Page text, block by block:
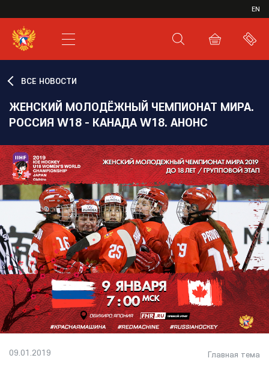
EN
XHL.RU
ВКС
ВСЕ НОВОСТИ
ЖЕНСКИЙ МОЛОДЁЖНЫЙ ЧЕМПИОНАТ МИРА.
РОССИЯ W18 - КАНАДА W18. АНОНС
09.01.2019 Главная тема